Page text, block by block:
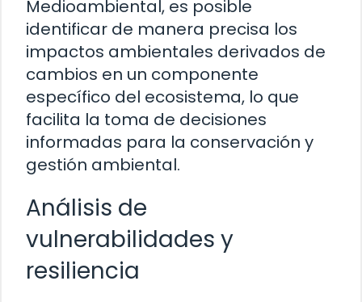
Medioambiental, es posible
identificar de manera precisa los
impactos ambientales derivados de
cambios en un componente
específico del ecosistema, lo que
facilita la toma de decisiones
informadas para la conservación y
gestión ambiental.
Análisis de
vulnerabilidades y
resiliencia